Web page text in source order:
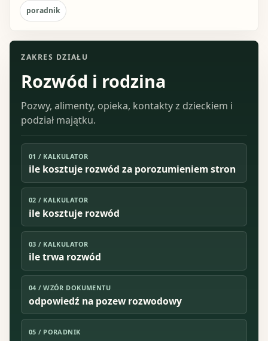
poradnik
ZAKRES DZIAŁU
Rozwód i rodzina
Pozwy, alimenty, opieka, kontakty z dzieckiem i
podział majątku.
01 / KALKULATOR
ile kosztuje rozwód za porozumieniem stron
02 / KALKULATOR
ile kosztuje rozwód
03 / KALKULATOR
ile trwa rozwód
04 /WZÓR DOKUMENTU
odpowiedź na pozew rozwodowy
05 / PORADNIK